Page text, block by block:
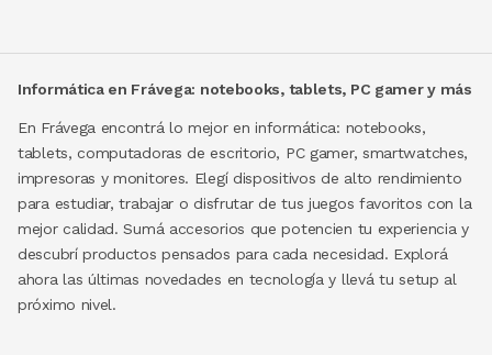
Informática en Frávega: notebooks, tablets, PC gamer y más
En Frávega encontrá lo mejor en informática: notebooks,
tablets, computadoras de escritorio, PC gamer, smartwatches,
impresoras y monitores. Elegí dispositivos de alto rendimiento
para estudiar, trabajar o disfrutar de tus juegos favoritos con la
mejor calidad. Sumá accesorios que potencien tu experiencia y
descubrí productos pensados para cada necesidad. Explorá
ahora las últimas novedades en tecnología y llevá tu setup al
próximo nivel.